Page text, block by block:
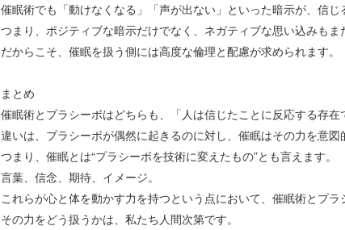
催眠術でも「動けなくなる」「声が出ない」といった暗示が、信じ
つまり、ポジティブな暗示だけでなく、ネガティブな思い込みもま
だからこそ、催眠を扱う側には高度な倫理と配慮が求められます。
まとめ
催眠術とプラシーボはどちらも、「人は信じたことに反応する存在
違いは、プラシーボが偶然に起きるのに対し、催眠はその力を意図
つまり、催眠とは“プラシーボを技術に変えたもの”とも言えます。
言葉、信念、期待、イメージ。
これらが心と体を動かす力を持つという点において、催眠術とプラ
その力をどう扱うかは、私たち人間次第です。